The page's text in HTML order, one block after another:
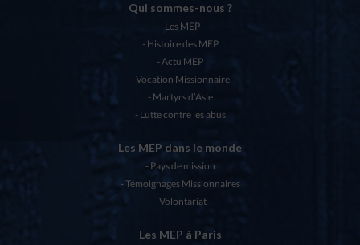
Qui sommes-nous ?
Les MEP
Histoire des MEP
Actu MEP
Vocation Missionnaire
Martyrs d’Asie
Lutte contre les abus
Les MEP dans le monde
Pays de mission
Témoignages Missionnaires
Volontariat
Les MEP à Paris